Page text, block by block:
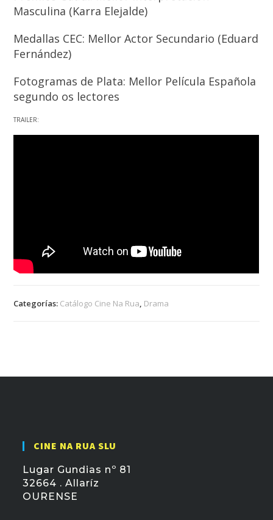
Masculina (Karra Elejalde)
Medallas CEC: Mellor Actor Secundario (Eduard
Fernández)
Fotogramas de Plata: Mellor Película Española
segundo os lectores
TRAILER:
Categorías: Catálogo Cine Na Rua, Drama
CINE NA RUA SLU
Lugar Gundias nº 81
32664 . Allaríz
OURENSE